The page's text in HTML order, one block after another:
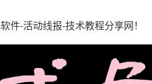
件-活动线报-技术教程分享网！